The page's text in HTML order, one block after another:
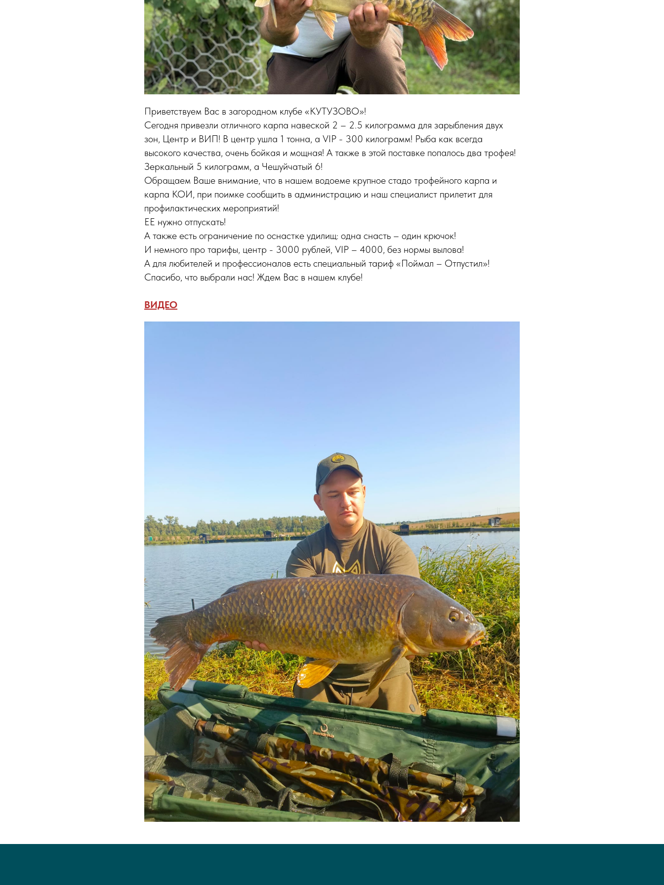
Приветствуем Вас в загородном клубе «КУТУЗОВО»!
Сегодня привезли отличного карпа навеской 2 – 2.5 килограмма для зарыбления двух
зон, Центр и ВИП! В центр ушла 1 тонна, а VIP - 300 килограмм! Рыба как всегда
высокого качества, очень бойкая и мощная! А также в этой поставке попалось два трофея!
Зеркальный 5 килограмм, а Чешуйчатый 6!
Обращаем Ваше внимание, что в нашем водоеме крупное стадо трофейного карпа и
карпа КОИ, при поимке сообщить в администрацию и наш специалист прилетит для
профилактических мероприятий!
ЕЕ нужно отпускать!
А также есть ограничение по оснастке удилищ: одна снасть – один крючок!
И немного про тарифы, центр - 3000 рублей, VIP – 4000, без нормы вылова!
А для любителей и профессионалов есть специальный тариф «Поймал – Отпустил»!
Спасибо, что выбрали нас! Ждем Вас в нашем клубе!
ВИДЕО